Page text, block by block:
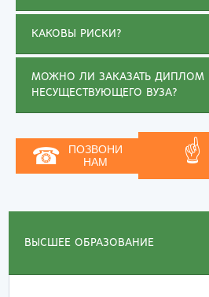
ВЫСШЕЕ ОБРАЗОВАНИЕ
КАКОВЫ РИСКИ?
МОЖНО ЛИ ЗАКАЗАТЬ ДИПЛОМ
НЕСУЩЕСТВУЮЩЕГО ВУЗА?
☎
ПОЗВОНИ
НАМ
☝